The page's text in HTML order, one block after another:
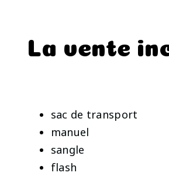
La vente
sac de transport
manuel
sangle
flash